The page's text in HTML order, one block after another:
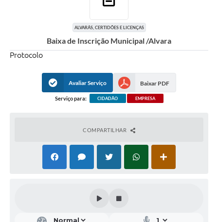
ALVARÁS, CERTIDÕES E LICENÇAS
Baixa de Inscrição Municipal /Alvara
Protocolo
Avaliar Serviço Baixar PDF
Serviço para: CIDADÃO EMPRESA
COMPARTILHAR